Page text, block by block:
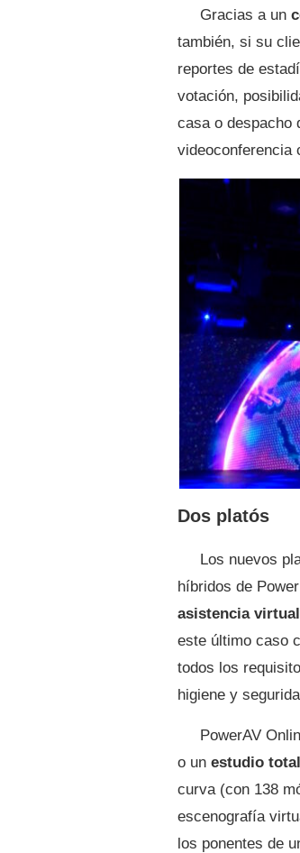
Gracias a un
también, si su
reportes de
votación,
casa o despacho
videoconferencia
Dos platós
Los nuevos
híbridos de
asistencia
este último caso
todos los
higiene y
PowerAV
o un estudio
curva (con 138
escenografía
los ponentes de